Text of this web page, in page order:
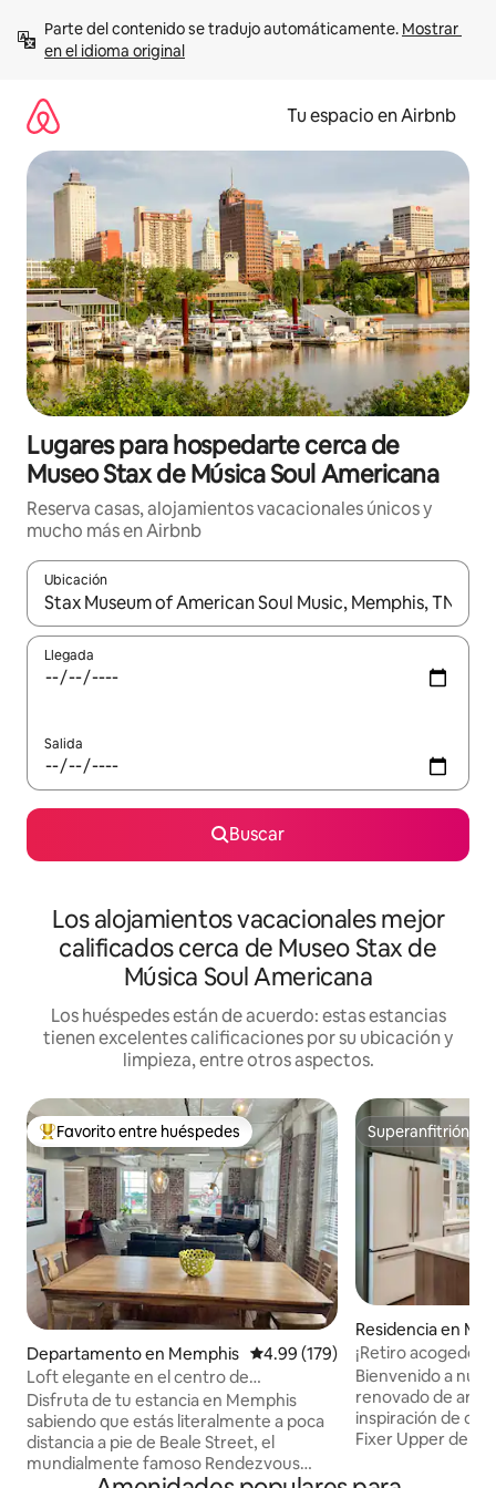
contenido
Parte del contenido se tradujo automáticamente. Mostrar
en el idioma original
Tu espacio en Airbnb
Lugares para hospedarte cerca de
Museo Stax de Música Soul Americana
Reserva casas, alojamientos vacacionales únicos y
mucho más en Airbnb
Ubicación
Cuando los resultados estén disponibles, podrás navegar
Llegada
Salida
Buscar
Los alojamientos vacacionales mejor
calificados cerca de Museo Stax de
Música Soul Americana
Los huéspedes están de acuerdo: estas estancias
tienen excelentes calificaciones por su ubicación y
limpieza, entre otros aspectos.
De los mejores en Favorito entre huéspedes
Favorito entre huéspedes
Departamento en Memphis Calificación promedio: 4.99 de
4.99 (179)
Loft elegante en el centro de
Memphis/Estacionamiento
gratuito/Cerca de Beale
Disfruta de tu estancia en Memphis
sabiendo que estás literalmente a poca
distancia a pie de Beale Street, el
mundialmente famoso Rendezvous
Superanfitrión
Superanfitrión
Residencia en
¡Retiro acogedor
Bienvenido a
renovado de
inspiración de
Fixer Upper de
y relájate en la